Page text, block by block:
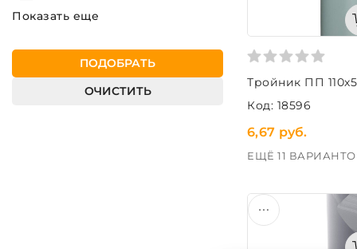
Показать еще
ПОДОБРАТЬ
ОЧИСТИТЬ
Тройник ПП
Код: 18596
6,67 руб.
ЕЩЁ 11